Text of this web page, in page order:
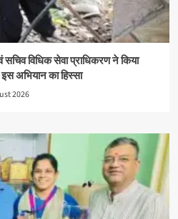
विधिक सेवा प्राधिकरण ने किया
अभियान का हिस्सा
2026